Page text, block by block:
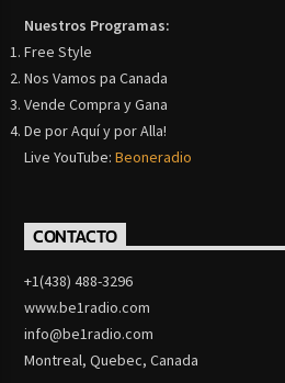
Nuestros Programas:
Free Style
Nos Vamos pa Canada
Vende Compra y Gana
De por Aquí y por Alla!
Live YouTube:Beoneradio
CONTACTO
+1(438) 488-3296
www.be1radio.com
info@be1radio.com
Montreal, Quebec, Canada